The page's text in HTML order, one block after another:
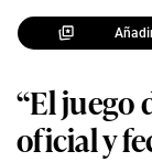
“El juego
oficial y